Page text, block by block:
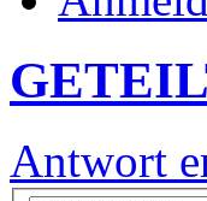
Antwort